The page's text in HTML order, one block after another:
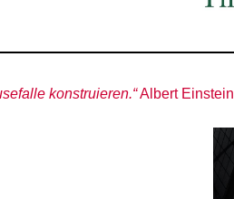
konstruieren.“Albert Einstein